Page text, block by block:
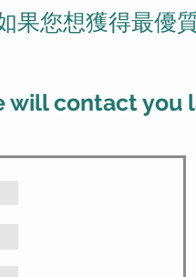
果您想獲得最優
will contact you